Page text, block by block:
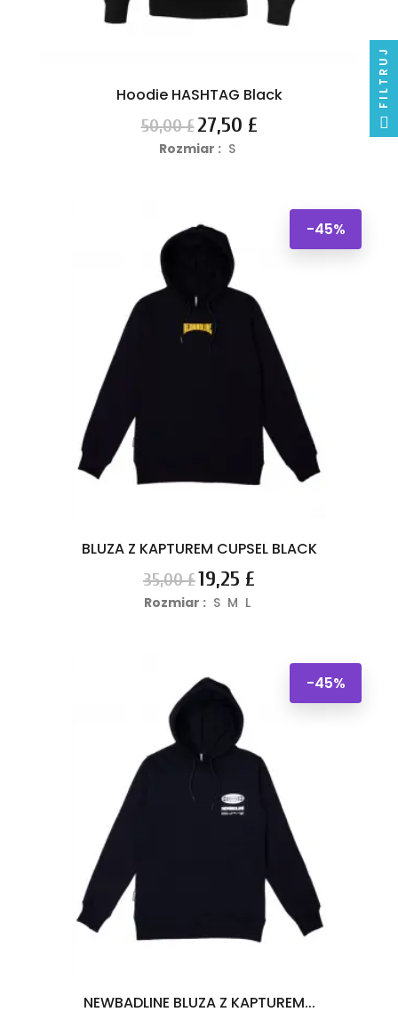
Hoodie HASHTAG Black
Cena
podstawowa
50,00 £ Cena
27,50 £
Rozmiar : S
BLUZA Z KAPTUREM CUPSEL BLACK
Cena
podstawowa
35,00 £
-45%
Cena
19,25 £
Rozmiar : S M L
NEWBADLINE BLUZA Z KAPTUREM...
-45%
FILTRUJ